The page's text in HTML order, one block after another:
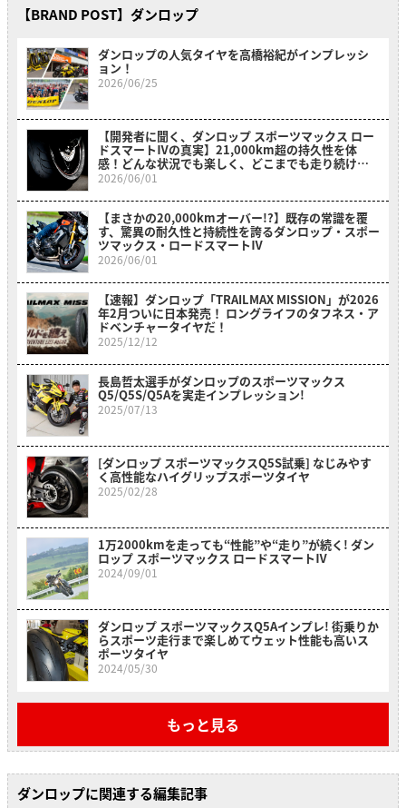
【BRAND POST】ダンロップ
ダンロップの人気タイヤを高橋裕紀がインプレッシ
ョン！
2026/06/25
【開発者に聞く、ダンロップ スポーツマックス ロー
ドスマートⅣの真実】21,000km超の持久性を体
感！どんな状況でも楽しく、どこまでも走り続けた
くなる
2026/06/01
【まさかの20,000kmオーバー!?】既存の常識を覆
す、驚異の耐久性と持続性を誇るダンロップ・スポー
ツマックス・ロードスマートⅣ
2026/06/01
【速報】ダンロップ「TRAILMAX MISSION」が2026
年2月ついに日本発売！ ロングライフのタフネス・ア
ドベンチャータイヤだ！
2025/12/12
長島哲太選手がダンロップのスポーツマックス
Q5/Q5S/Q5Aを実走インプレッション!
2025/07/13
[ダンロップ スポーツマックスQ5S試乗] なじみやす
く高性能なハイグリップスポーツタイヤ
2025/02/28
1万2000kmを走っても“性能”や“走り”が続く! ダン
ロップ スポーツマックス ロードスマートⅣ
2024/09/01
ダンロップ スポーツマックスQ5Aインプレ! 街乗りか
らスポーツ走行まで楽しめてウェット性能も高いス
ポーツタイヤ
2024/05/30
もっと見る
ダンロップに関連する編集記事